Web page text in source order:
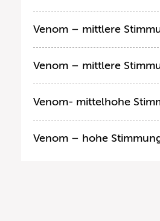
Venom – mittlere
Venom – mittlere
Venom- mittelhohe
Venom – hohe